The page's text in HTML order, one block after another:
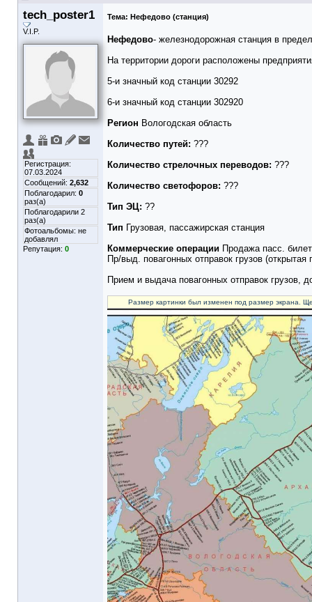
tech_poster1
V.I.P.
Регистрация:
07.03.2024
Сообщений: 2,632
Поблагодарил: 0
раз(а)
Поблагодарили 2
раз(а)
Фотоальбомы: не
добавлял
Репутация: 0
Тема: Нефедово (станция)
Нефедово- железнодорожная станция в
На территории дороги расположены
5-и значный код станции 30292
6-и значный код станции 302920
Регион Вологодская область
Количество путей: ???
Количество стрелочных переводов: ???
Количество светофоров: ???
Тип ЭЦ: ??
Тип Грузовая, пассажирская станция
Коммерческие операции Продажа пасс.
Пр/выд. повагонных отправок грузов (открытая
Прием и выдача повагонных отправок грузов,
Размер картинки был изменен под размер экрана.